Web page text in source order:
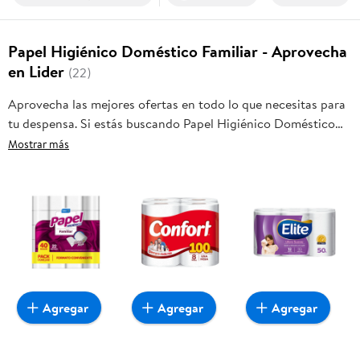
Papel Higiénico Doméstico Familiar - Aprovecha
en Lider (22)
Aprovecha las mejores ofertas en todo lo que necesitas para
tu despensa. Si estás buscando Papel Higiénico Doméstico
Familiar, frutas frescas, carnes, pan o productos para el
esta oportunidad sea realmente conveniente para ti y tu
familia.
Mostrar más
Agregar Agregar Agregar